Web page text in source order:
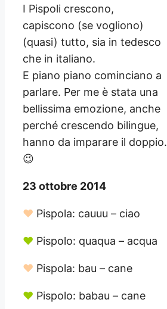
I Pispoli crescono,
capiscono (se vogliono)
(quasi) tutto, sia in tedesco
che in italiano.
E piano piano cominciano a
parlare. Per me è stata una
bellissima emozione, anche
perché crescendo bilingue,
hanno da imparare il doppio.
😉
23 ottobre 2014
♥ Pispola: cauuu – ciao
♥ Pispolo: quaqua – acqua
♥ Pispola: bau – cane
♥ Pispolo: babau – cane